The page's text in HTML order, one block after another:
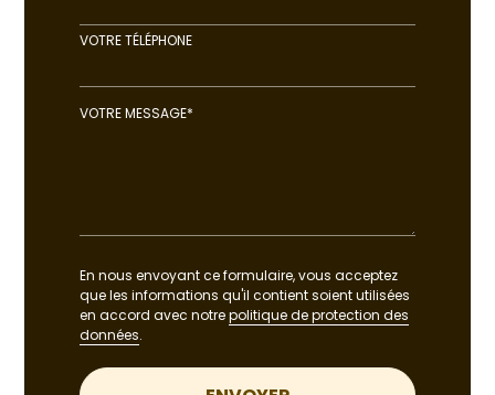
VOTRE TÉLÉPHONE
VOTRE MESSAGE*
En nous envoyant ce formulaire, vous acceptez
que les informations qu'il contient soient utilisées
en accord avec notrepolitique de protection des
données.